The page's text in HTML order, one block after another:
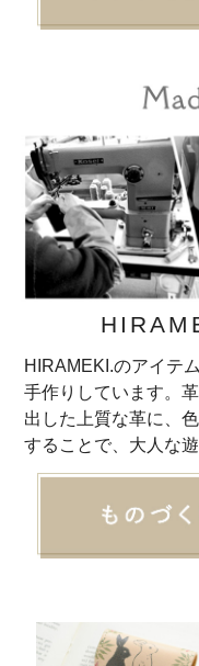
HIRAMEKI.のアイテ
手作りしています。
出した上質な革に、
することで、大人な